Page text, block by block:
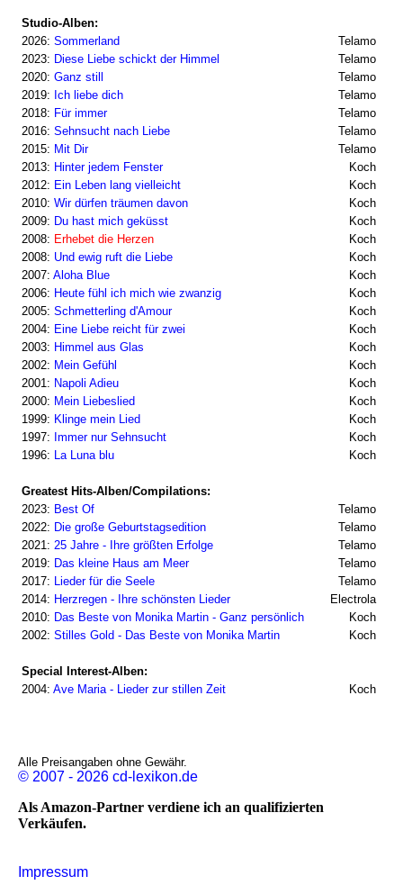
Studio-Alben:
2026: Sommerland
Telamo
2023: Diese Liebe schickt der Himmel
Telamo
2020: Ganz still
Telamo
2019: Ich liebe dich
Telamo
2018: Für immer
Telamo
2016: Sehnsucht nach Liebe
Telamo
2015: Mit Dir
Telamo
2013: Hinter jedem Fenster
Koch
2012: Ein Leben lang vielleicht
Koch
2010: Wir dürfen träumen davon
Koch
2009: Du hast mich geküsst
Koch
2008: Erhebet die Herzen
Koch
2008: Und ewig ruft die Liebe
Koch
2007: Aloha Blue
Koch
2006: Heute fühl ich mich wie zwanzig
Koch
2005: Schmetterling d'Amour
Koch
2004: Eine Liebe reicht für zwei
Koch
2003: Himmel aus Glas
Koch
2002: Mein Gefühl
Koch
2001: Napoli Adieu
Koch
2000: Mein Liebeslied
Koch
1999: Klinge mein Lied
Koch
1997: Immer nur Sehnsucht
Koch
1996: La Luna blu Koch
Greatest Hits-Alben/Compilations:
2023: Best Of
Telamo
2022: Die große Geburtstagsedition
Telamo
2021: 25 Jahre - Ihre größten Erfolge
Telamo
2019: Das kleine Haus am Meer
Telamo
2017: Lieder für die Seele
Telamo
2014: Herzregen - Ihre schönsten Lieder
Electrola
2010: Das Beste von Monika Martin - Ganz persönlich
Koch
2002: Stilles Gold - Das Beste von Monika Martin Koch
Special Interest-Alben:
2004: Ave Maria - Lieder zur stillen Zeit Koch
Alle Preisangaben ohne Gewähr.
© 2007 - 2026 cd-lexikon.de
Als Amazon-Partner verdiene ich an qualifizierten
Verkäufen.
Impressum